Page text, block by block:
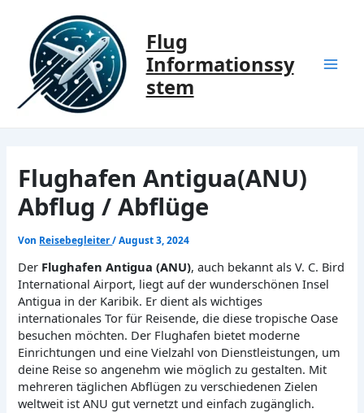
springen
Flug
Informationssy
stem
Flughafen Antigua(ANU)
Abflug / Abflüge
Von Reisebegleiter/August 3, 2024
Der Flughafen Antigua (ANU), auch bekannt als V. C. Bird
International Airport, liegt auf der wunderschönen Insel
Antigua in der Karibik. Er dient als wichtiges
internationales Tor für Reisende, die diese tropische Oase
besuchen möchten. Der Flughafen bietet moderne
Einrichtungen und eine Vielzahl von Dienstleistungen, um
deine Reise so angenehm wie möglich zu gestalten. Mit
mehreren täglichen Abflügen zu verschiedenen Zielen
weltweit ist ANU gut vernetzt und einfach zugänglich.